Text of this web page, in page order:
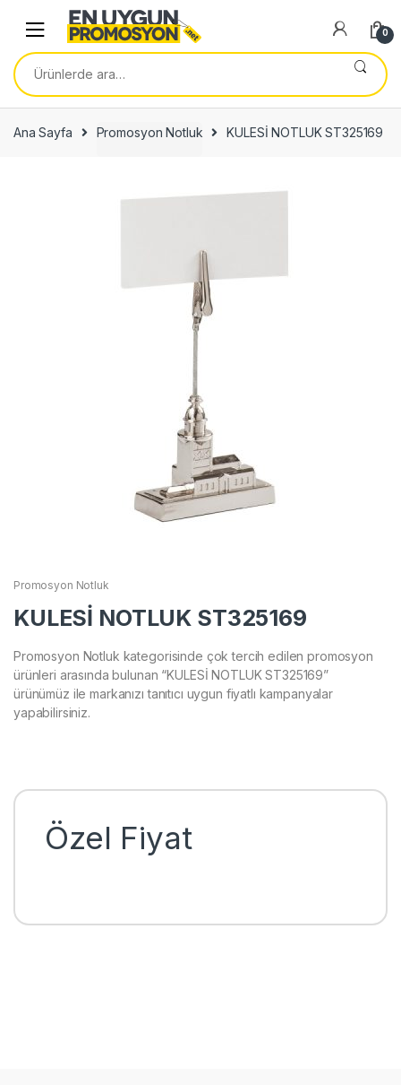
navigation
content
0
Ara:
Ana Sayfa Promosyon Notluk KULESİ NOTLUK ST325169
Promosyon Notluk
KULESİ NOTLUK ST325169
Promosyon Notluk kategorisinde çok tercih edilen promosyon
ürünleri arasında bulunan “KULESİ NOTLUK ST325169”
ürünümüz ile markanızı tanıtıcı uygun fiyatlı kampanyalar
yapabilirsiniz.
Özel Fiyat